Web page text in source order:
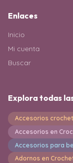
Enlaces
Inicio
Mi cuenta
Buscar
Explora todas
Accesorios crochet
Accesorios en
Accesorios para
Adornos en